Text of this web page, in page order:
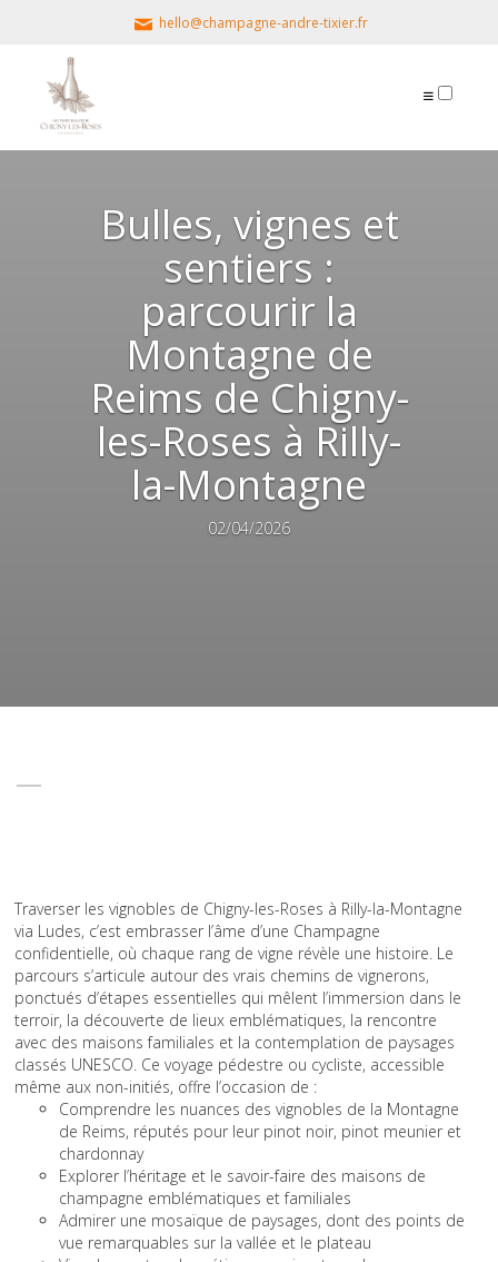
hello@champagne-andre-tixier.fr
Bulles, vignes et
sentiers :
parcourir la
Montagne de
Reims de Chigny-
les-Roses à Rilly-
la-Montagne
02/04/2026
Traverser les vignobles de Chigny-les-Roses à Rilly-la-Montagne
via Ludes, c’est embrasser l’âme d’une Champagne
confidentielle, où chaque rang de vigne révèle une histoire. Le
parcours s’articule autour des vrais chemins de vignerons,
ponctués d’étapes essentielles qui mêlent l’immersion dans le
terroir, la découverte de lieux emblématiques, la rencontre
avec des maisons familiales et la contemplation de paysages
classés UNESCO. Ce voyage pédestre ou cycliste, accessible
même aux non-initiés, offre l’occasion de :
Comprendre les nuances des vignobles de la Montagne
de Reims, réputés pour leur pinot noir, pinot meunier et
chardonnay
Explorer l’héritage et le savoir-faire des maisons de
champagne emblématiques et familiales
Admirer une mosaïque de paysages, dont des points de
vue remarquables sur la vallée et le plateau